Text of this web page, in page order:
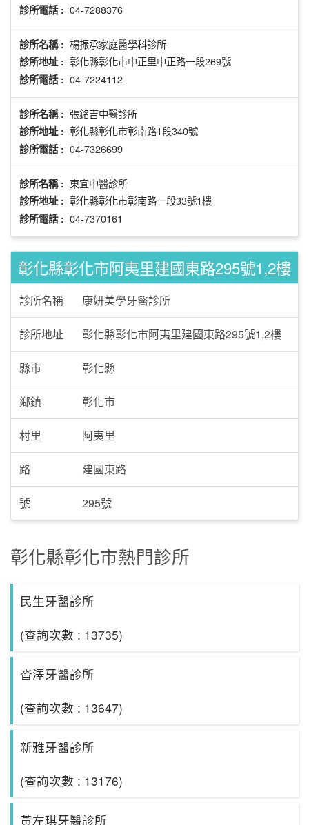
診所電話 : 04-7288376
診所名稱 : 楊振承家庭醫學科診所
診所地址 : 彰化縣彰化市中正里中正路一段269號
診所電話 : 04-7224112
診所名稱 : 張銘吉中醫診所
診所地址 : 彰化縣彰化市彰南路1段340號
診所電話 : 04-7326699
診所名稱 : 東宜中醫診所
診所地址 : 彰化縣彰化市彰南路一段33號1樓
診所電話 : 04-7370161
彰化縣彰化市阿夷里建國東路295號1,2樓
診所名稱 康妍美學牙醫診所
診所地址 彰化縣彰化市阿夷里建國東路295號1,2樓
縣市 彰化縣
鄉鎮 彰化市
村里 阿夷里
路 建國東路
號 295號
彰化縣彰化市熱門診所
民生牙醫診所
(查詢次數 : 13735)
沓澤牙醫診所
(查詢次數 : 13647)
新雅牙醫診所
(查詢次數 : 13176)
黃左琪牙醫診所